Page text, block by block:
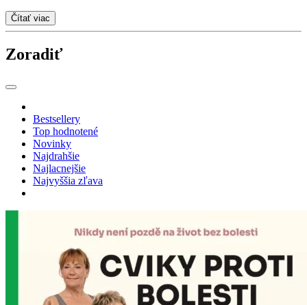
Čítať viac
Zoradiť
Bestsellery
Top hodnotené
Novinky
Najdrahšie
Najlacnejšie
Najvyššia zľava